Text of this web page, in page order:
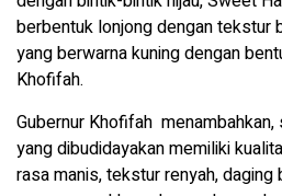
berbentuk lonjong dengan tekstur
yang berwarna kuning dengan
Khofifah.
Gubernur Khofifah
yang dibudidayakan memiliki
rasa manis, tekstur renyah,